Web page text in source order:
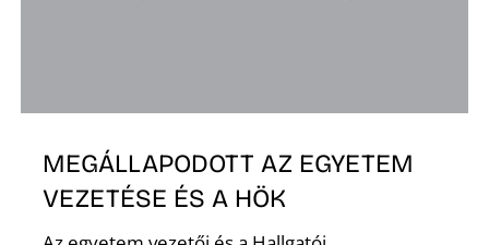
MEGÁLLAPODOTT AZ EGYETEM
VEZETÉSE ÉS A HÖK